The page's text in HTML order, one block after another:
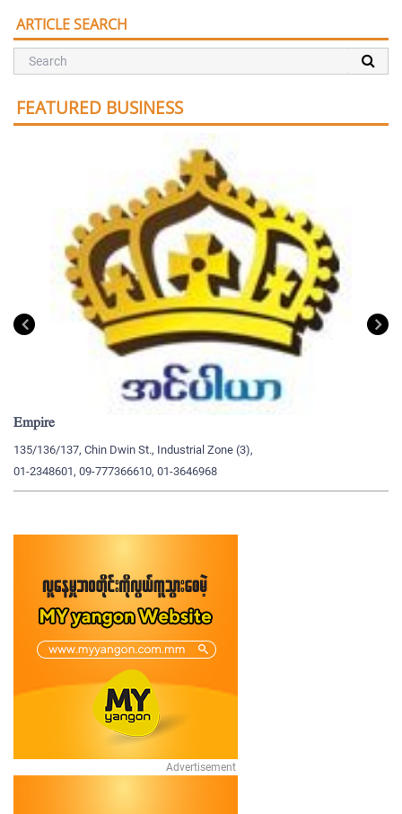
ARTICLE SEARCH
FEATURED BUSINESS
Empire
135/136/137, Chin Dwin St., Industrial Zone (3),
01-2348601, 09-777366610, 01-3646968